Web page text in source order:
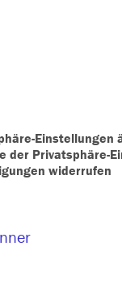
Einstellungen
der Privatsphäre-
widerrufen